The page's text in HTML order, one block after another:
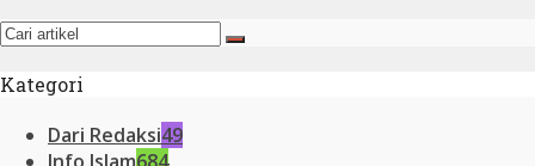
Kategori
Dari Redaksi49